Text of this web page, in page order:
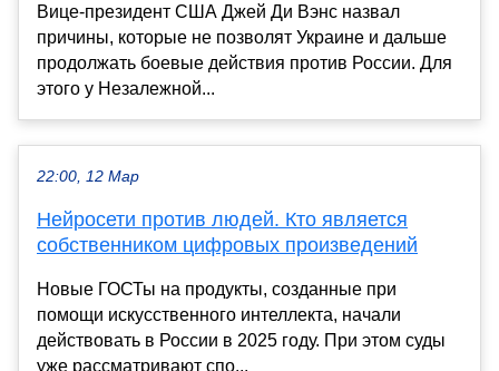
Вице-президент США Джей Ди Вэнс назвал
причины, которые не позволят Украине и дальше
продолжать боевые действия против России. Для
этого у Незалежной...
22:00, 12 Мар
Нейросети против людей. Кто является
собственником цифровых произведений
Новые ГОСТы на продукты, созданные при
помощи искусственного интеллекта, начали
действовать в России в 2025 году. При этом суды
уже рассматривают спо...